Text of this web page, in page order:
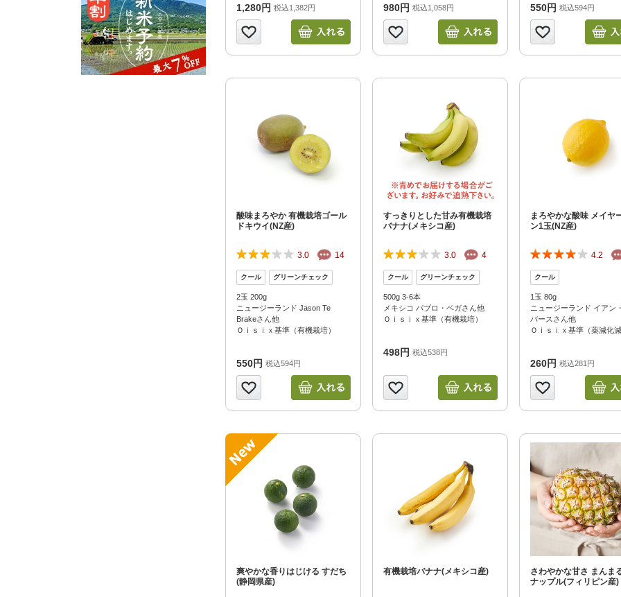
1,280円 税込1,382円 980円 税込1,058円 550円 税込594円
酸味まろやか 有機栽培ゴール
ドキウイ(NZ産)
3.0 14
2玉 200g
ニュージーランド Jason Te
Brakeさん他
Ｏｉｓｉｘ基準（有機栽培）
550円 税込594円
すっきりとした甘み有機栽培
バナナ(メキシコ産)
3.0 4
500g 3-6本
メキシコ パブロ・ベガさん他
Ｏｉｓｉｘ基準（有機栽培）
498円 税込538円
まろやかな酸味 メイヤ
ン1玉(NZ産)
4.2
1玉 80g
ニュージーランド イアン
バースさん他
Ｏｉｓｉｘ基準（薬減化減
260円 税込281円
爽やかな香りはじける すだち
(静岡県産)
有機栽培バナナ(メキシコ産)
さわやかな甘さ まんま
ナップル(フィリピン産)